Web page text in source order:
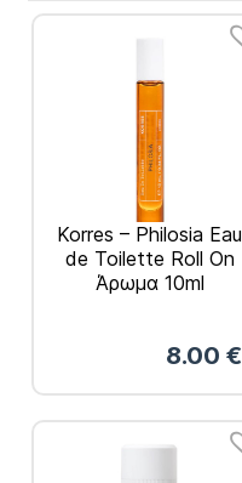
Korres – Philosia Eau
de Toilette Roll On
Άρωμα 10ml
8.00 €